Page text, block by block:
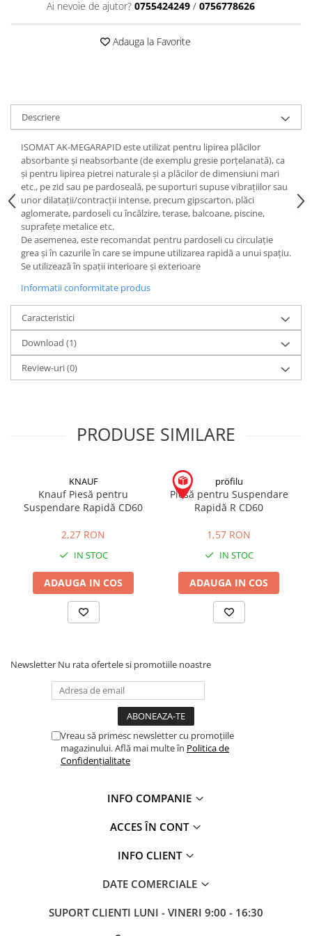
Ai nevoie de ajutor? 0755424249 / 0756778626
Adauga la Favorite
Descriere
ISOMAT AK-MEGARAPID este utilizat pentru lipirea plăcilor
absorbante şi neabsorbante (de exemplu gresie porţelanată), ca
şi pentru lipirea pietrei naturale şi a plăcilor de dimensiuni mari
etc., pe zid sau pe pardoseală, pe suporturi supuse vibraţiilor sau
unor dilataţii/contracţii intense, precum gipscarton, plăci
aglomerate, pardoseli cu încălzire, terase, balcoane, piscine,
suprafeţe metalice etc.
De asemenea, este recomandat pentru pardoseli cu circulaţie
grea şi în cazurile în care se impune utilizarea rapidă a unui spaţiu.
Se utilizează în spaţii interioare şi exterioare
Informatii conformitate produs
Caracteristici
Download (1)
Review-uri(0)
PRODUSE SIMILARE
KNAUF
Knauf Piesă pentru
Suspendare Rapidă CD60
2,27 RON
IN STOC
ADAUGA IN COS
pröfilu
Piesă pentru Suspendare
Rapidă R CD60
1,57 RON
IN STOC
ADAUGA IN COS
Newsletter Nu rata ofertele si promotiile noastre
Vreau să primesc newsletter cu promoțiile
magazinului. Află mai multe în Politica de
Confidențialitate
INFO COMPANIE
ACCES ÎN CONT
INFO CLIENT
DATE COMERCIALE
SUPORT CLIENTI LUNI - VINERI 9:00 - 16:30